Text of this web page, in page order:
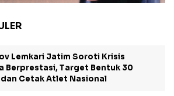
Lemkari Jatim Soroti Krisis
Berprestasi, Target Bentuk 30
Cetak Atlet Nasional